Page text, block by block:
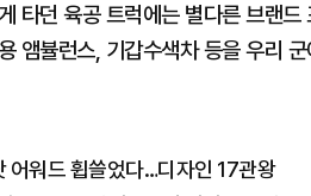
타던 육공 트럭에는 별다른 브랜
앰뷸런스, 기갑수색차 등을 우리
어워드 휩쓸었다…디자인 17관왕